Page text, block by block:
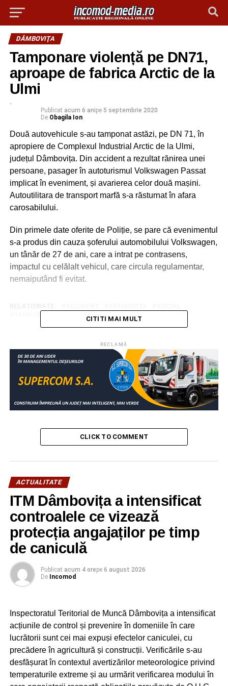
DÂMBOVIŢA
Tamponare violență pe DN71,
aproape de fabrica Arctic de la
Ulmi
Publicat acum 6 anipe 5 septembrie 2020
De Obagila Ion
Două autovehicule s-au tamponat astăzi, pe DN 71, în
apropiere de Complexul Industrial Arctic de la Ulmi,
județul Dâmbovița. Din accident a rezultat rănirea unei
persoane, pasager în autoturismul Volkswagen Passat
implicat în eveniment, și avarierea celor două mașini.
Autoutilitara de transport marfă s-a răsturnat în afara
carosabilului.
Din primele date oferite de Poliție, se pare că evenimentul
s-a produs din cauza șoferului automobilului Volkswagen,
un tânăr de 27 de ani, care a intrat pe contrasens,
impactul cu celălalt vehicul, care circula regulamentar,
nemaiputând fi evitat.
Proiect de 10 milioane de euro pentru dotarea
Spitalului Pucioasa
Gest de suflet. Patru ore de eforturi pentru
CITITI MAI MULT
RECLAMĂ
CLICK TO COMMENT
ACTUALITATE
ITM Dâmbovița a intensificat
controalele ce vizează
protecția angajaților pe timp
de caniculă
Publicat acum 4 orepe 6 august 2026
De Incomod
Inspectoratul Teritorial de Muncă Dâmbovița a intensificat
acțiunile de control și prevenire în domeniile în care
lucrătorii sunt cei mai expuși efectelor caniculei, cu
precădere în agricultură și construcții. Verificările s-au
desfășurat în contextul avertizărilor meteorologice privind
temperaturile extreme și au urmărit verificarea modului în